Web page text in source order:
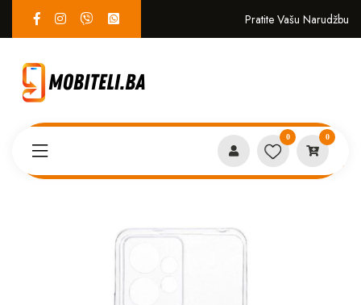
Pratite Vašu Narudžbu
0 0
Providni Silikon Xiaomi Redmi A3